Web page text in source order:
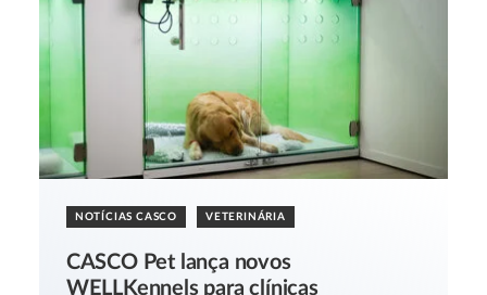
NOTÍCIAS CASCO VETERINÁRIA
CASCO Pet lança novos
WELLKennels para clínicas